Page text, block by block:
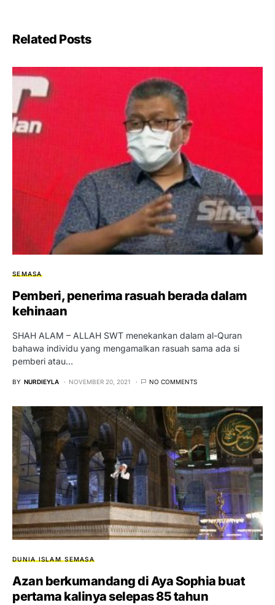
Related Posts
SEMASA
Pemberi, penerima rasuah berada dalam
kehinaan
SHAH ALAM – ALLAH SWT menekankan dalam al-Quran
bahawa individu yang mengamalkan rasuah sama ada si
pemberi atau…
BY NURDIEYLA NOVEMBER 20, 2021 NO COMMENTS
DUNIA ISLAM SEMASA
Azan berkumandang di Aya Sophia buat
pertama kalinya selepas 85 tahun